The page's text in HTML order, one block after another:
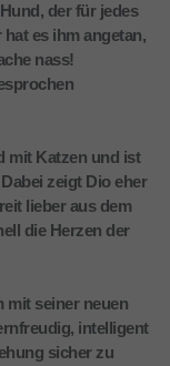
der für jedes
es ihm angetan,
nass!
mit Katzen und ist
zeigt Dio eher
lieber aus dem
die Herzen der
mit seiner neuen
intelligent
sicher zu